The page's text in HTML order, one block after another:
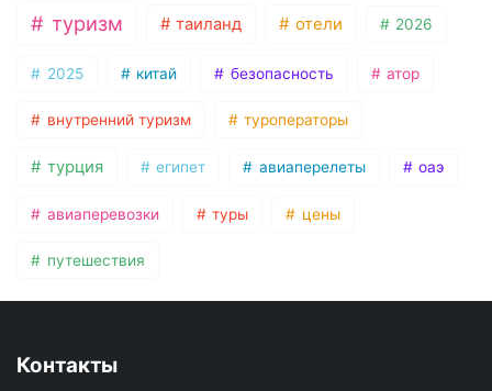
туризм таиланд отели 2026
2025 китай безопасность атор
внутренний туризм туроператоры
турция египет авиаперелеты оаэ
авиаперевозки туры цены
путешествия
Контакты